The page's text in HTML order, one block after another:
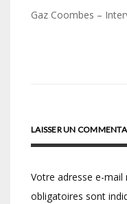
Gaz Coombes –
LAISSER UN
Votre adresse e-mail
obligatoires sont